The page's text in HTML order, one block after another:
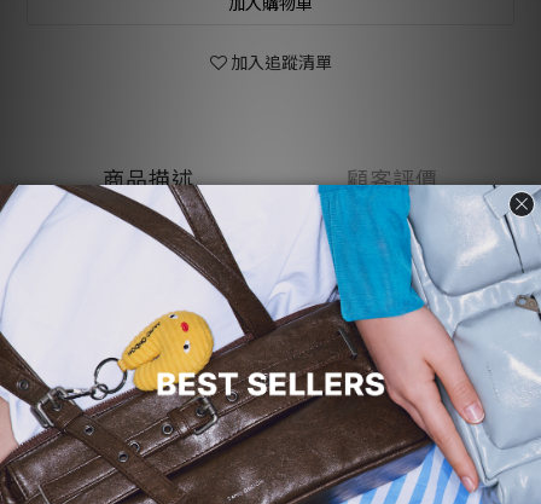
加入追蹤清單
商品描述 顧客評價